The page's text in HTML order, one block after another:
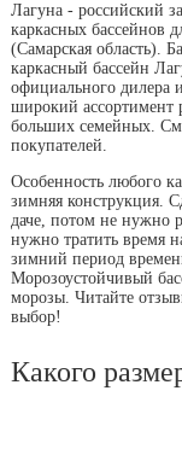
Лагуна - российский
каркасных бассейнов
(Самарская область).
каркасный бассейн
официального дилера
широкий ассортимент
больших семейных.
покупателей.
Особенность любого
зимняя конструкция.
даче, потом не нужно
нужно тратить время
зимний период
Морозоустойчивый
морозы. Читайте
выбор!
Какого